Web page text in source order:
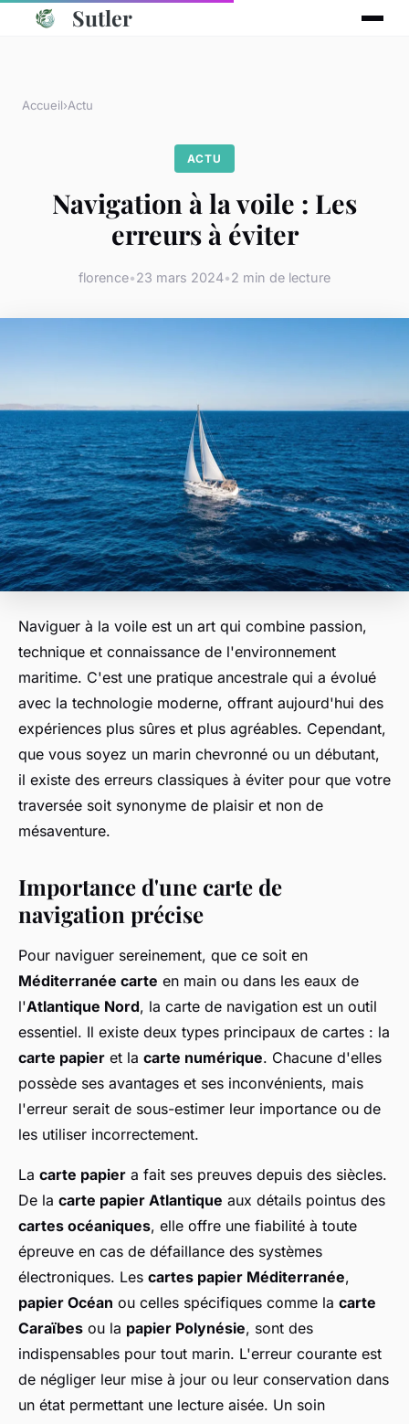
Sutler
Accueil›Actu
ACTU
Navigation à la voile : Les
erreurs à éviter
florence•23 mars 2024•2 min de lecture
Naviguer à la voile est un art qui combine passion,
technique et connaissance de l'environnement
maritime. C'est une pratique ancestrale qui a évolué
avec la technologie moderne, offrant aujourd'hui des
expériences plus sûres et plus agréables. Cependant,
que vous soyez un marin chevronné ou un débutant,
il existe des erreurs classiques à éviter pour que votre
traversée soit synonyme de plaisir et non de
mésaventure.
Importance d'une carte de
navigation précise
Pour naviguer sereinement, que ce soit en
Méditerranée carte en main ou dans les eaux de
l'Atlantique Nord, la carte de navigation est un outil
essentiel. Il existe deux types principaux de cartes : la
carte papier et la carte numérique. Chacune d'elles
possède ses avantages et ses inconvénients, mais
l'erreur serait de sous-estimer leur importance ou de
les utiliser incorrectement.
La carte papier a fait ses preuves depuis des siècles.
De la carte papier Atlantique aux détails pointus des
cartes océaniques, elle offre une fiabilité à toute
épreuve en cas de défaillance des systèmes
électroniques. Les cartes papier Méditerranée,
papier Océan ou celles spécifiques comme la carte
Caraïbes ou la papier Polynésie, sont des
indispensables pour tout marin. L'erreur courante est
de négliger leur mise à jour ou leur conservation dans
un état permettant une lecture aisée. Un soin